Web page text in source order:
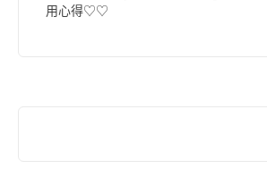
用心得♡♡